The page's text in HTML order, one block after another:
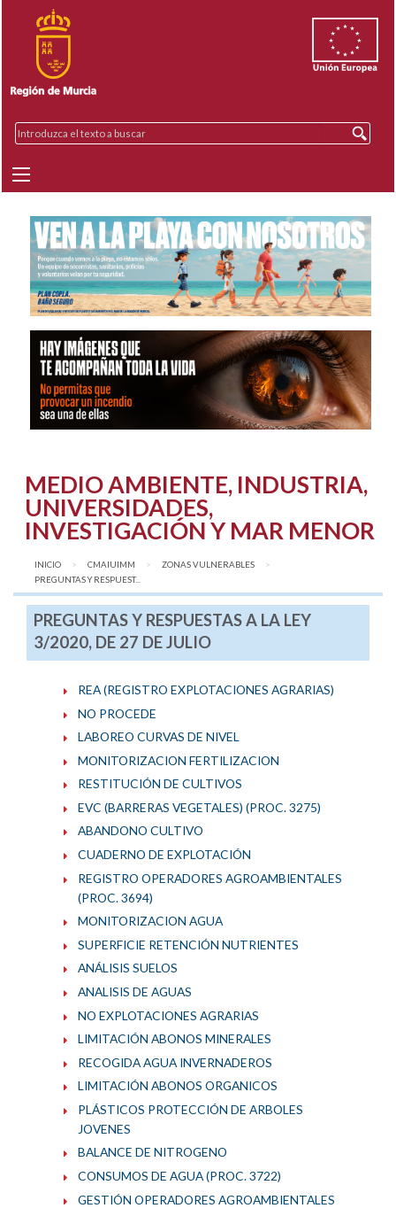
MEDIO AMBIENTE, INDUSTRIA,
UNIVERSIDADES,
INVESTIGACIÓN Y MAR MENOR
INICIO CMAIUIMM
ZONAS VULNERABLES
AQUÍ:
PREGUNTAS Y RESPUEST...
PREGUNTAS Y RESPUESTAS A LA LEY
3/2020, DE 27 DE JULIO
REA (REGISTRO EXPLOTACIONES AGRARIAS)
NO PROCEDE
LABOREO CURVAS DE NIVEL
MONITORIZACION FERTILIZACION
RESTITUCIÓN DE CULTIVOS
EVC (BARRERAS VEGETALES) (PROC. 3275)
ABANDONO CULTIVO
CUADERNO DE EXPLOTACIÓN
REGISTRO OPERADORES AGROAMBIENTALES
(PROC. 3694)
MONITORIZACION AGUA
SUPERFICIE RETENCIÓN NUTRIENTES
ANÁLISIS SUELOS
ANALISIS DE AGUAS
NO EXPLOTACIONES AGRARIAS
LIMITACIÓN ABONOS MINERALES
RECOGIDA AGUA INVERNADEROS
LIMITACIÓN ABONOS ORGANICOS
PLÁSTICOS PROTECCIÓN DE ARBOLES
JOVENES
BALANCE DE NITROGENO
CONSUMOS DE AGUA (PROC. 3722)
GESTIÓN OPERADORES AGROAMBIENTALES